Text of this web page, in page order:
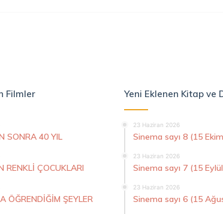
Filmler
SONRA 40 YIL
RENKLİ ÇOCUKLARI
ÖĞRENDİĞİM ŞEYLER
Yeni Eklenen Kitap ve
23 Haziran 2026
Sinema sayı 8 (15
23 Haziran 2026
Sinema sayı 7 (15
23 Haziran 2026
Sinema sayı 6 (15